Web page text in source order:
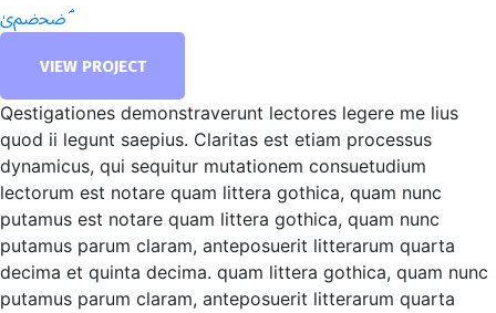
VIEW PROJECT
Qestigationes demonstraverunt lectores legere me lius
quod ii legunt saepius. Claritas est etiam processus
dynamicus, qui sequitur mutationem consuetudium
lectorum est notare quam littera gothica, quam nunc
putamus est notare quam littera gothica, quam nunc
putamus parum claram, anteposuerit litterarum quarta
decima et quinta decima. quam littera gothica, quam nunc
putamus parum claram, anteposuerit litterarum quarta